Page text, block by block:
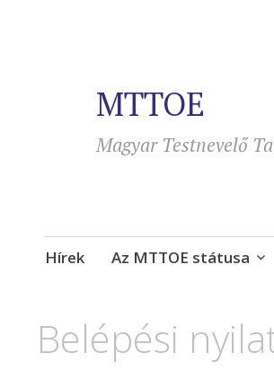
MTTOE
Magyar Testnevelő
Tovább
Hírek Az MTTOE státusa
Belépési